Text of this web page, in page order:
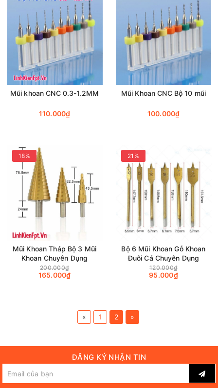
Mũi khoan CNC 0.3-1.2MM
110.000₫
Mũi Khoan CNC Bộ 10 mũi
100.000₫
18%
Mũi Khoan Tháp Bộ 3 Mũi
Khoan Chuyên Dụng
200.000₫
165.000₫
21%
Bộ 6 Mũi Khoan Gỗ Khoan
Đuôi Cá Chuyên Dụng
120.000₫
95.000₫
« 1 2 »
ĐĂNG KÝ NHẬN TIN